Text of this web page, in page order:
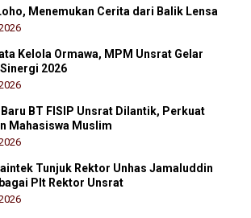
Menemukan Cerita dari Balik Lensa
Kelola Ormawa, MPM Unsrat Gelar
2026
BT FISIP Unsrat Dilantik, Perkuat
Mahasiswa Muslim
Tunjuk Rektor Unhas Jamaluddin
Plt Rektor Unsrat